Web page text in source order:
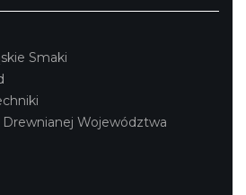
Smaki
Województwa